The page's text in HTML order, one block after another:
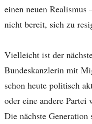
einen neuen
nicht bereit, sich zu
Vielleicht ist der
Bundeskanzlerin mit
schon heute politisch
oder eine andere
Die nächste